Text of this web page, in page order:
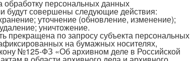
обработку персональных данных
будут совершены следующие действия:
уточнение (обновление, изменение);
уничтожение.
прекращена по запросу субъекта персональных
на бумажных носителях,
№125-ФЗ «Об архивном деле в Российской